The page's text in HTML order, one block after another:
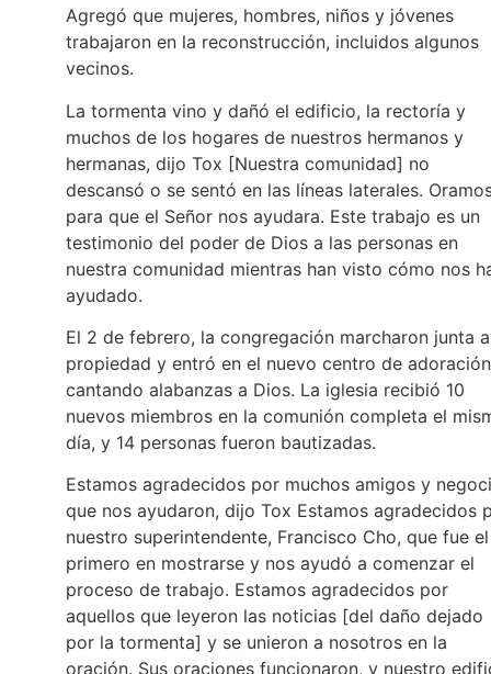
Agregó que mujeres, hombres, niños y jóvenes
trabajaron en la reconstrucción, incluidos algunos
vecinos.
La tormenta vino y dañó el edificio, la rectoría y
muchos de los hogares de nuestros hermanos y
hermanas, dijo Tox [Nuestra comunidad] no
descansó o se sentó en las líneas laterales.
para que el Señor nos ayudara. Este trabajo es un
testimonio del poder de Dios a las personas en
nuestra comunidad mientras han visto cómo nos
ayudado.
El 2 de febrero, la congregación marcharon junta
propiedad y entró en el nuevo centro de adoración
cantando alabanzas a Dios. La iglesia recibió 10
nuevos miembros en la comunión completa el
día, y 14 personas fueron bautizadas.
Estamos agradecidos por muchos amigos y
que nos ayudaron, dijo Tox Estamos agradecidos
nuestro superintendente, Francisco Cho, que fue el
primero en mostrarse y nos ayudó a comenzar el
proceso de trabajo. Estamos agradecidos por
aquellos que leyeron las noticias [del daño dejado
por la tormenta] y se unieron a nosotros en la
oración. Sus oraciones funcionaron, y nuestro